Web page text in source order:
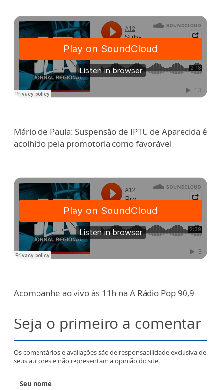
Mário de Paula: Suspensão de IPTU de Aparecida é
acolhido pela promotoria como favorável
Acompanhe ao vivo às 11h na A Rádio Pop 90,9
Seja o primeiro a comentar
Os comentários e avaliações são de responsabilidade exclusiva de
seus autores e não representam a opinião do site.
Seu nome